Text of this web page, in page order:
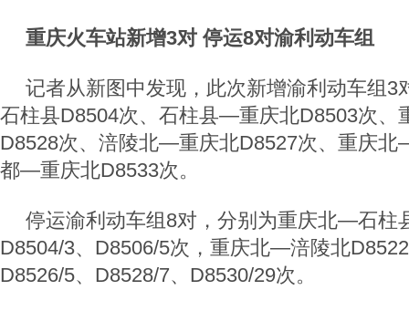
重庆火车站新增3对 停运8对渝利动车组
记者从新图中发现，此次新增渝利动车组
石柱县D8504次、石柱县—重庆北D8503次
D8528次、涪陵北—重庆北D8527次、重庆
都—重庆北D8533次。
停运渝利动车组8对，分别为重庆北—石柱
D8504/3、D8506/5次，重庆北—涪陵北
D8526/5、D8528/7、D8530/29次。